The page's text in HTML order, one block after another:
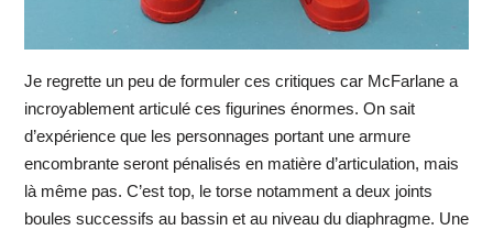
Je regrette un peu de formuler ces critiques car McFarlane a
incroyablement articulé ces figurines énormes. On sait
d’expérience que les personnages portant une armure
encombrante seront pénalisés en matière d’articulation, mais
là même pas. C’est top, le torse notamment a deux joints
boules successifs au bassin et au niveau du diaphragme. Une